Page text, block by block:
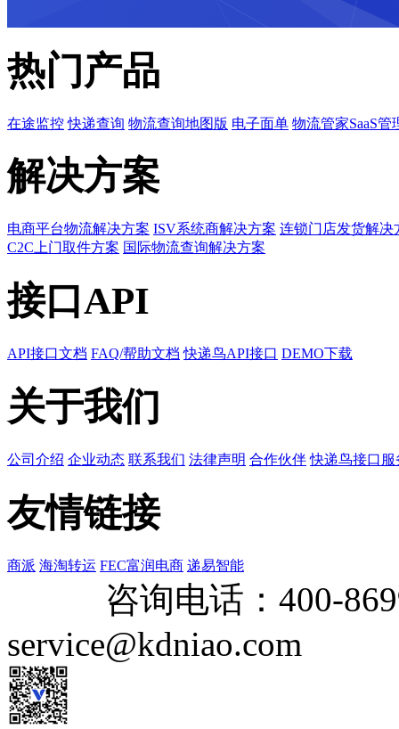
热门产品
在途监控 快递查询 物流查询地图版 电子面单 物流管家SaaS管
解决方案
电商平台物流解决方案 ISV系统商解决方案 连锁门店发货解决
C2C上门取件方案 国际物流查询解决方案
接口API
API接口文档 FAQ/帮助文档 快递鸟API接口 DEMO下载
关于我们
公司介绍 企业动态 联系我们 法律声明 合作伙伴 快递鸟接口服
友情链接
商派 海淘转运 FEC富润电商 递易智能
咨询电话： 400-
service@kdniao.com